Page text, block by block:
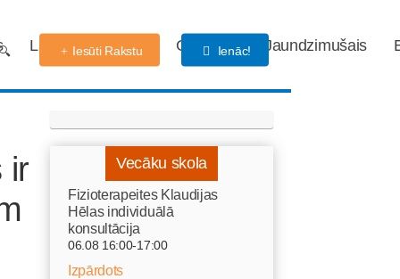
Labdarības fonds Gaidības Jaundzimušais
Iesūti Rakstu Ienāc!
ir
Vecāku skola
Fizioterapeites Klaudijas
Hēlas individuālā
konsultācija
06.08 16:00-17:00
Izpārdots